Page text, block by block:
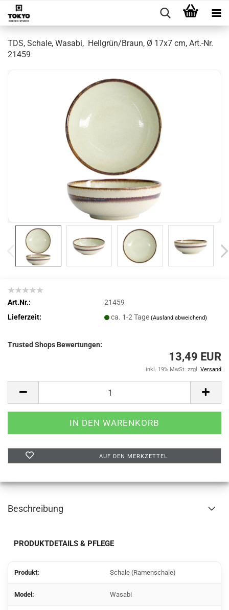
TDS, Schale, Wasabi, Hellgrün/Braun, Ø 17x7 cm, Art.-Nr.
21459
Art.Nr.:
21459
Lieferzeit:
ca. 1-2 Tage(Ausland abweichend)
Trusted Shops Bewertungen:
13,49 EUR
inkl. 19% MwSt. zzgl. Versand
AUF DEN MERKZETTEL
Beschreibung
PRODUKTDETAILS & PFLEGE
Produkt: Schale (Ramenschale)
Model: Wasabi